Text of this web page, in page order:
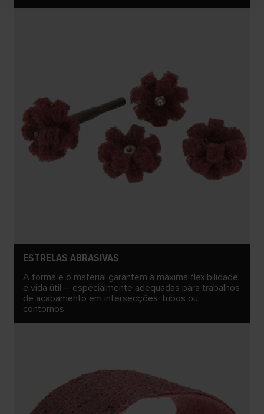
ESTRELAS ABRASIVAS
A forma e o material garantem a máxima flexibilidade
e vida útil – especialmente adequadas para trabalhos
de acabamento em intersecções, tubos ou
contornos.